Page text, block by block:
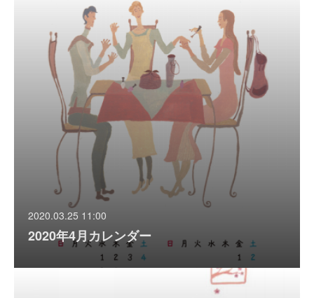
2020.03.25 11:00
2020年4月カレンダー